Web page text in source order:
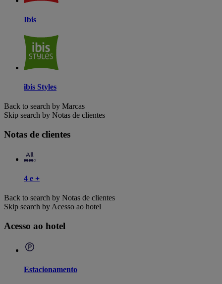
Ibis
ibis Styles
Back to search by Marcas
Skip search by Notas de clientes
Notas de clientes
4 e +
Back to search by Notas de clientes
Skip search by Acesso ao hotel
Acesso ao hotel
Estacionamento